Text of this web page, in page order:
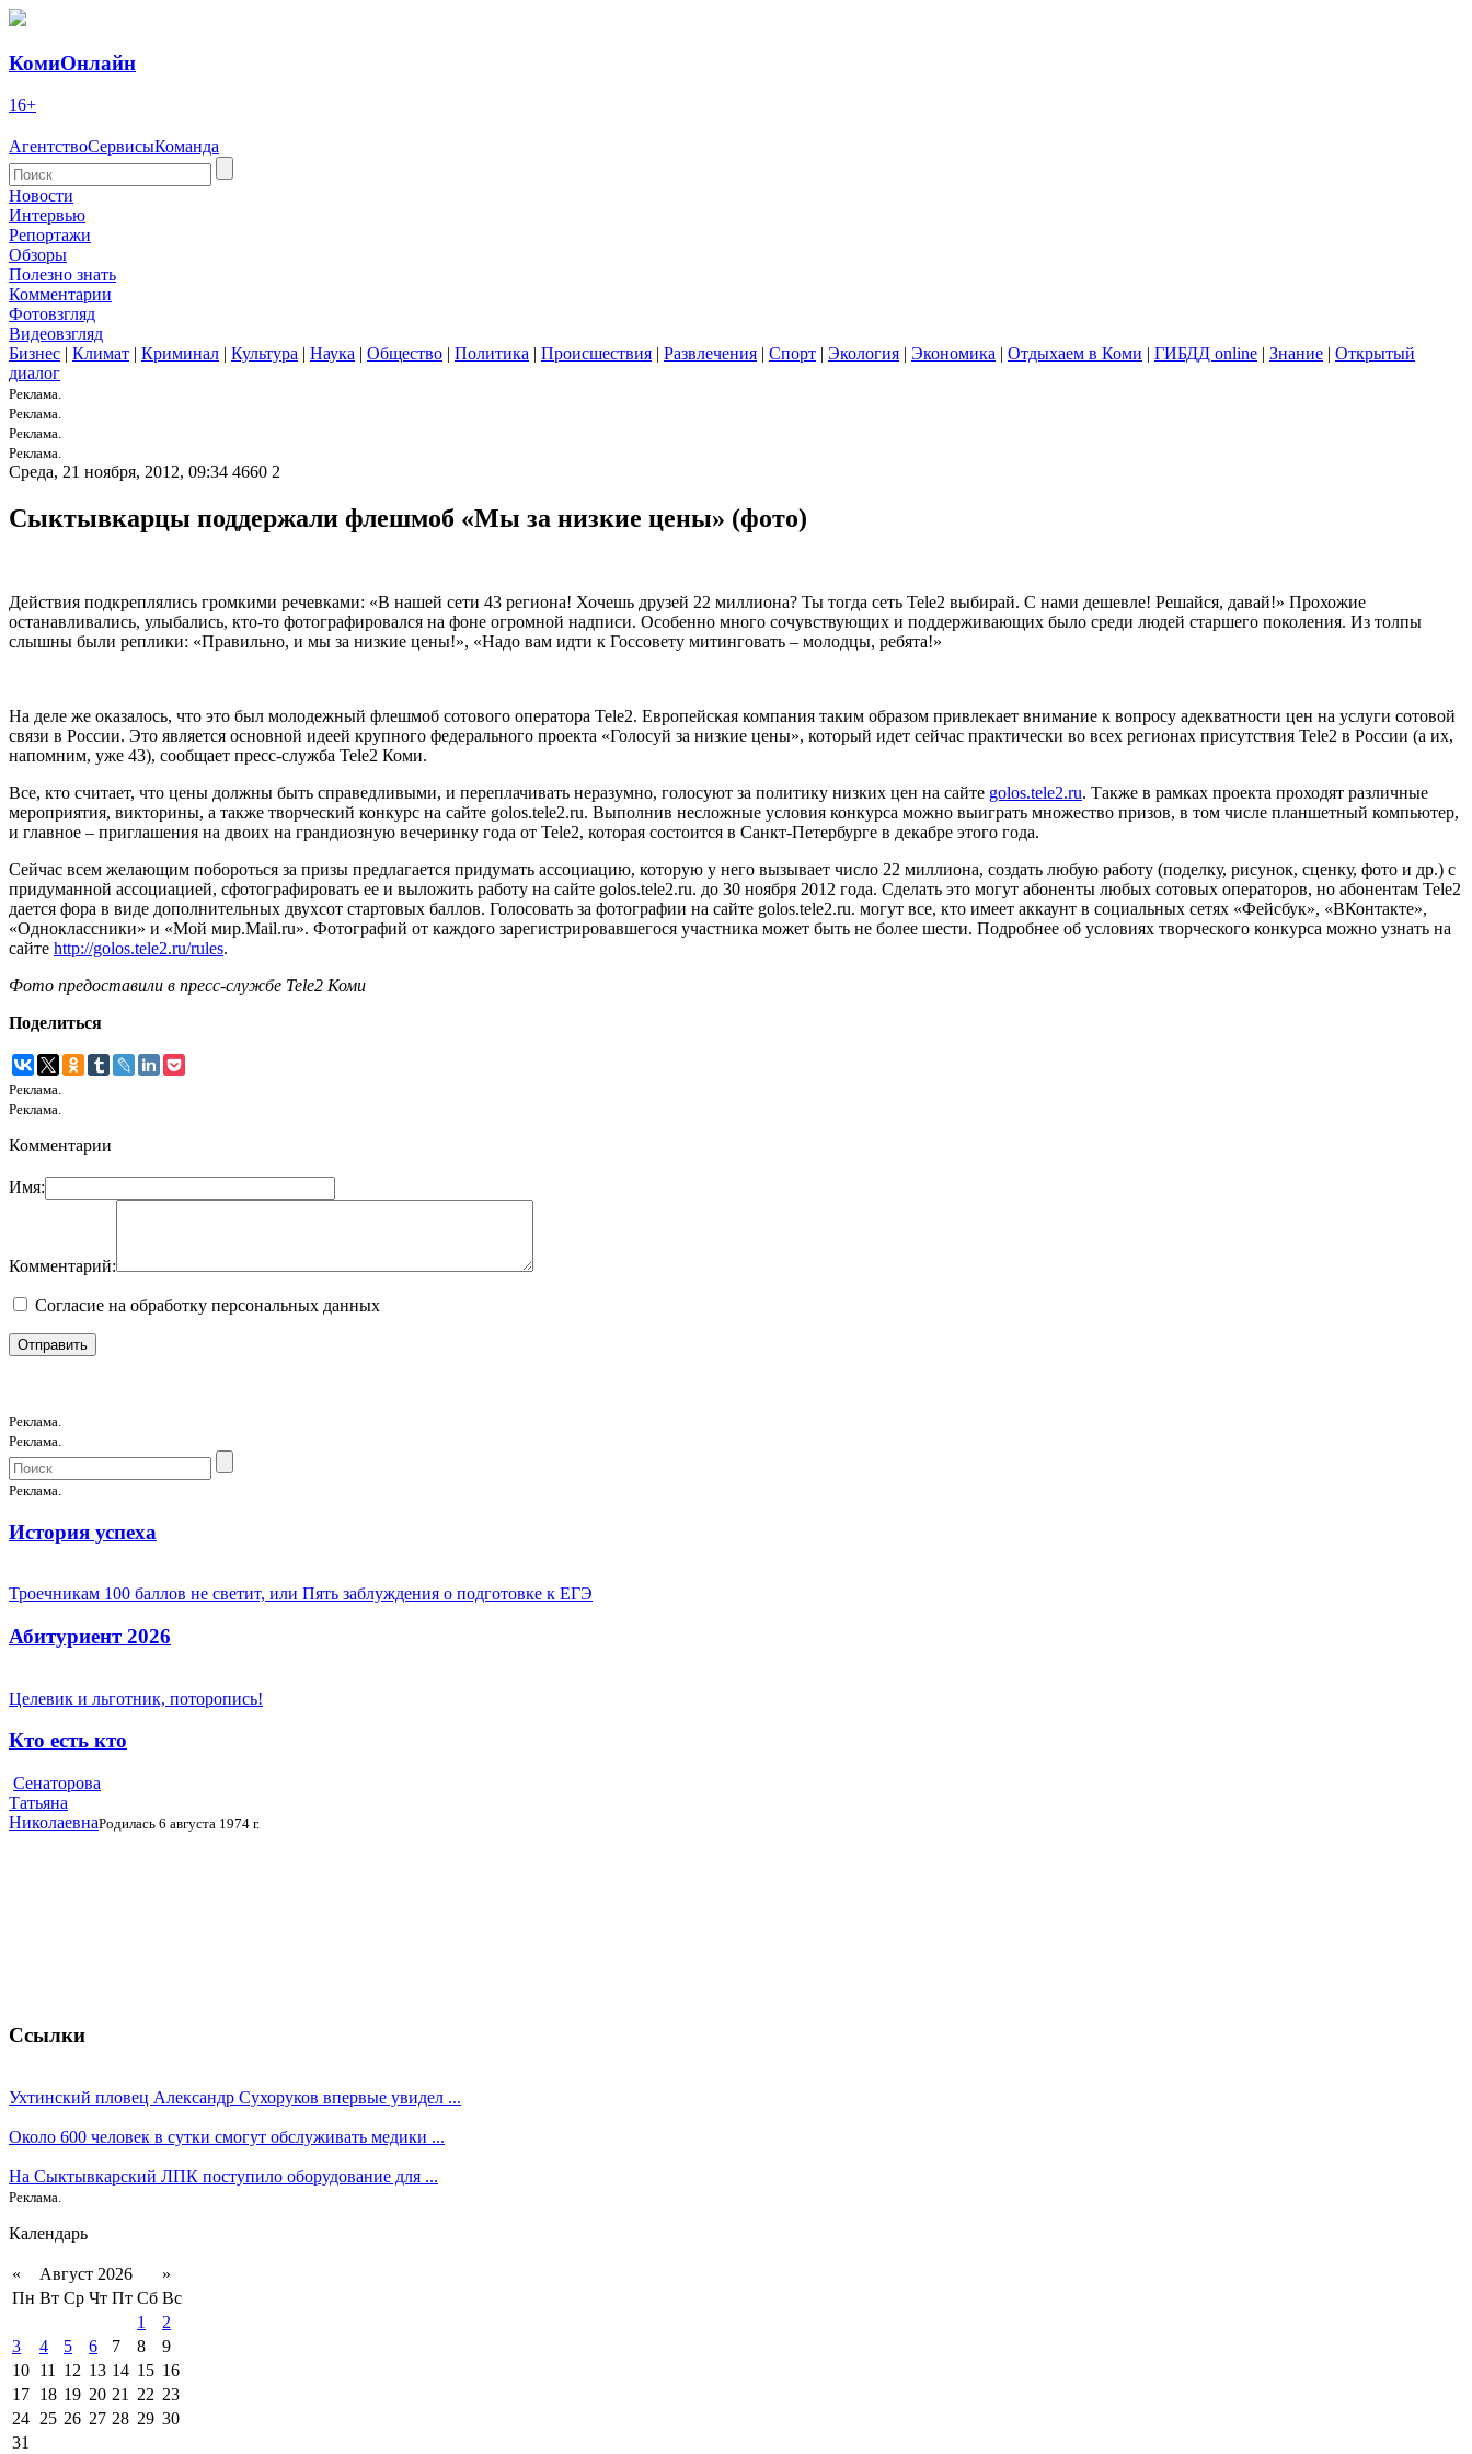
КомиОнлайн
16+
АгентствоСервисыКоманда
Новости
Интервью
Репортажи
Обзоры
Полезно знать
Комментарии
Фотовзгляд
Видеовзгляд
Бизнес | Климат | Криминал | Культура | Наука | Общество | Политика | Происшествия | Развлечения | Спорт | Экология | Экономика | Отдыхаем в Коми | ГИБДД online | Знание | Открытый
диалог
Реклама.
Реклама.
Реклама.
Реклама.
Среда, 21 ноября, 2012, 09:34 4660 2
Сыктывкарцы поддержали флешмоб «Мы за низкие цены» (фото)
Действия подкреплялись громкими речевками: «В нашей сети 43 региона! Хочешь друзей 22 миллиона? Ты тогда сеть Теlе2 выбирай. С нами дешевле! Решайся, давай!» Прохожие
останавливались, улыбались, кто-то фотографировался на фоне огромной надписи. Особенно много сочувствующих и поддерживающих было среди людей старшего поколения. Из толпы
слышны были реплики: «Правильно, и мы за низкие цены!», «Надо вам идти к Госсовету митинговать – молодцы, ребята!»
На деле же оказалось, что это был молодежный флешмоб сотового оператора Tele2. Европейская компания таким образом привлекает внимание к вопросу адекватности цен на услуги сотовой
связи в России. Это является основной идеей крупного федерального проекта «Голосуй за низкие цены», который идет сейчас практически во всех регионах присутствия Tele2 в России (а их,
напомним, уже 43), сообщает пресс-служба Tele2 Коми.
Все, кто считает, что цены должны быть справедливыми, и переплачивать неразумно, голосуют за политику низких цен на сайте golos.tele2.ru. Также в рамках проекта проходят различные
мероприятия, викторины, а также творческий конкурс на сайте golos.tele2.ru. Выполнив несложные условия конкурса можно выиграть множество призов, в том числе планшетный компьютер,
и главное – приглашения на двоих на грандиозную вечеринку года от Tele2, которая состоится в Санкт-Петербурге в декабре этого года.
Сейчас всем желающим побороться за призы предлагается придумать ассоциацию, которую у него вызывает число 22 миллиона, создать любую работу (поделку, рисунок, сценку, фото и др.) с
придуманной ассоциацией, сфотографировать ее и выложить работу на сайте golos.tele2.ru. до 30 ноября 2012 года. Сделать это могут абоненты любых сотовых операторов, но абонентам Tele2
дается фора в виде дополнительных двухсот стартовых баллов. Голосовать за фотографии на сайте golos.tele2.ru. могут все, кто имеет аккаунт в социальных сетях «Фейсбук», «ВКонтакте»,
«Одноклассники» и «Мой мир.Mail.ru». Фотографий от каждого зарегистрировавшегося участника может быть не более шести. Подробнее об условиях творческого конкурса можно узнать на
сайте http://golos.tele2.ru/rules.
Фото предоставили в пресс-службе Tele2 Коми
Поделиться
Реклама.
Реклама.
Комментарии
Имя:
Комментарий:
Согласие на обработку персональных данных
Реклама.
Реклама.
Реклама.
История успеха
Троечникам 100 баллов не светит, или Пять заблуждения о подготовке к ЕГЭ
Абитуриент 2026
Целевик и льготник, поторопись!
Кто есть кто
Сенаторова
Татьяна
НиколаевнаРодилась 6 августа 1974 г.
Ссылки
Ухтинский пловец Александр Сухоруков впервые увидел ...
Около 600 человек в сутки смогут обслуживать медики ...
На Сыктывкарский ЛПК поступило оборудование для ...
Реклама.
Календарь
« Август 2026
»
Пн Вт Ср Чт Пт Сб Вс
1
2
3
4 5 6 7 8
9
10 11 12 13 14 15 16
17 18 19 20 21 22 23
24 25 26 27 28 29 30
31